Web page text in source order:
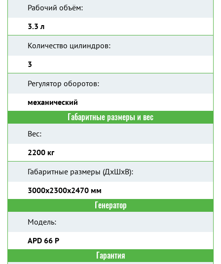
Рабочий объём:
3.3 л
Количество цилиндров:
3
Регулятор оборотов:
механический
Габаритные размеры и вес
Вес:
2200 кг
Габаритные размеры (ДхШхВ):
3000х2300х2470 мм
Генератор
Модель:
APD 66 P
Гарантия